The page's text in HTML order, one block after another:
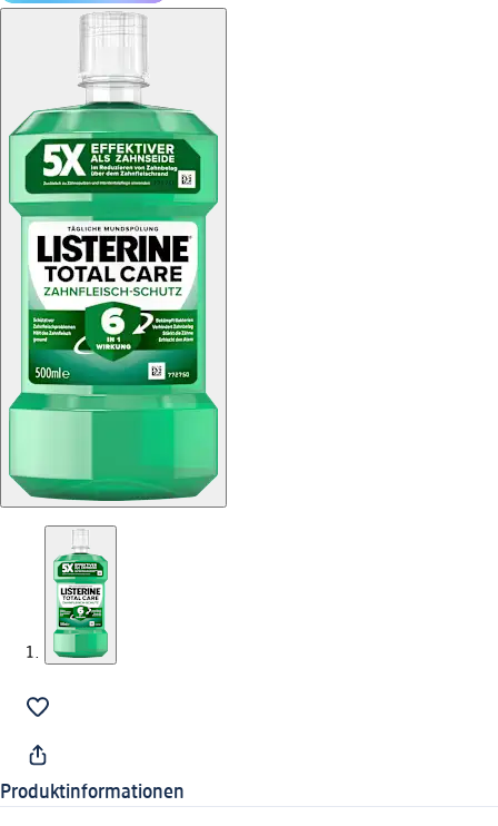
Produktinformationen